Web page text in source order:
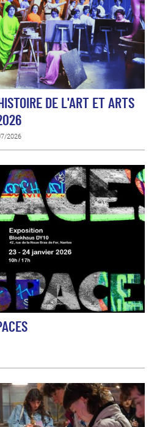
DE L'ART ET ARTS
2026